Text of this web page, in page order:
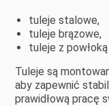
tuleje stalowe,
tuleje brązowe,
tuleje z
Tuleje są
aby zapewnić
prawidłową pracę